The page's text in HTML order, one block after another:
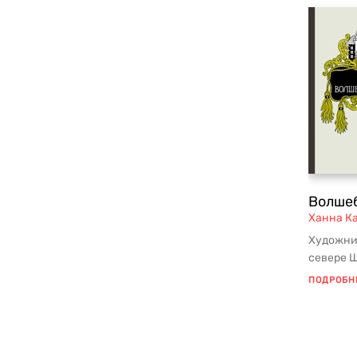
Ханна
севере